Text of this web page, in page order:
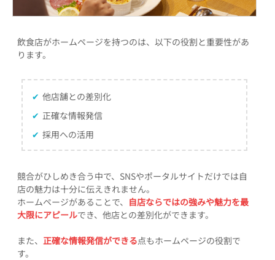
飲食店がホームページを持つのは、以下の役割と重要性があ
ります。
✔ 他店舗との差別化
✔ 正確な情報発信
✔ 採用への活用
競合がひしめき合う中で、SNSやポータルサイトだけでは自
店の魅力は十分に伝えきれません。
ホームページがあることで、 自店ならではの強みや魅力を最
大限にアピールでき、他店との差別化ができます。
また、 正確な情報発信ができる点もホームページの役割で
す。